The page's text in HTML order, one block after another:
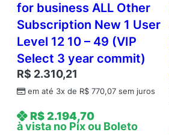
for business ALL Other
Subscription New 1 User
Level 12 10 – 49 (VIP
Select 3 year commit)
R$ 2.310,21
em até 3x de R$ 770,07 sem juros
R$2.194,70
à vista no Pix ou Boleto